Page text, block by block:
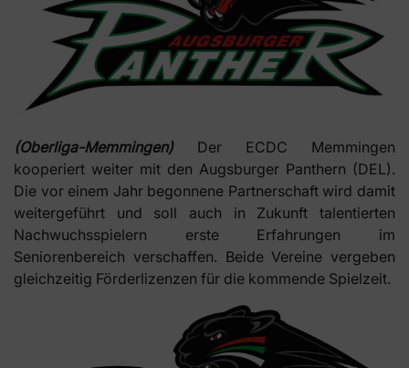
(Oberliga-Memmingen) Der ECDC Memmingen
kooperiert weiter mit den Augsburger Panthern (DEL).
Die vor einem Jahr begonnene Partnerschaft wird damit
weitergeführt und soll auch in Zukunft talentierten
Nachwuchsspielern erste Erfahrungen im
Seniorenbereich verschaffen. Beide Vereine vergeben
gleichzeitig Förderlizenzen für die kommende Spielzeit.